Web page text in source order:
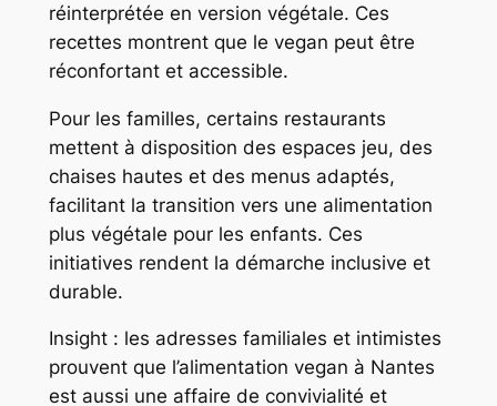
réinterprétée en version végétale. Ces
recettes montrent que le vegan peut être
réconfortant et accessible.
Pour les familles, certains restaurants
mettent à disposition des espaces jeu, des
chaises hautes et des menus adaptés,
facilitant la transition vers une alimentation
plus végétale pour les enfants. Ces
initiatives rendent la démarche inclusive et
durable.
Insight : les adresses familiales et intimistes
prouvent que l’alimentation vegan à Nantes
est aussi une affaire de convivialité et